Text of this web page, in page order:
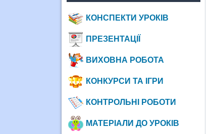
КОНСПЕКТИ УРОКІВ
ПРЕЗЕНТАЦІЇ
ВИХОВНА РОБОТА
КОНКУРСИ ТА ІГРИ
КОНТРОЛЬНІ РОБОТИ
МАТЕРІАЛИ ДО УРОКІВ